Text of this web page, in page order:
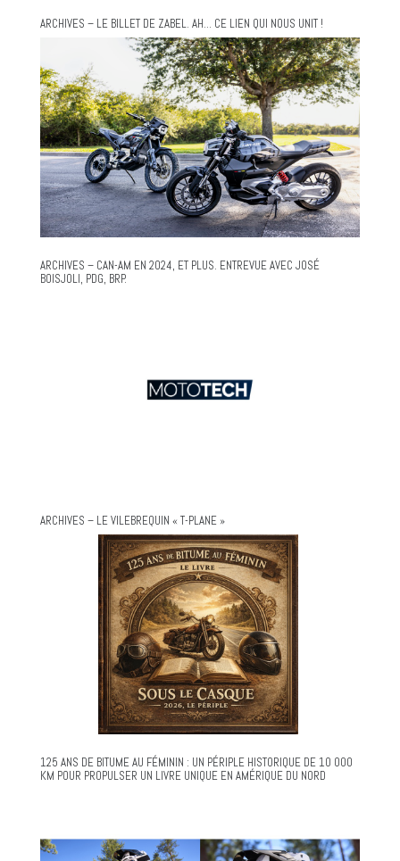
ARCHIVES – LE BILLET DE ZABEL. AH… CE LIEN QUI NOUS UNIT !
ARCHIVES – CAN-AM EN 2024, ET PLUS. ENTREVUE AVEC JOSÉ
BOISJOLI, PDG, BRP.
ARCHIVES – LE VILEBREQUIN « T-PLANE »
125 ANS DE BITUME AU FÉMININ : UN PÉRIPLE HISTORIQUE DE 10 000
KM POUR PROPULSER UN LIVRE UNIQUE EN AMÉRIQUE DU NORD